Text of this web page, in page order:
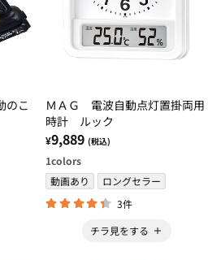
のこ
ＭＡＧ 電波自動点灯置掛両用
時計 ルック
¥9,889 (税込)
1colors
動画あり
ロングセラー
3件
チラ見をする